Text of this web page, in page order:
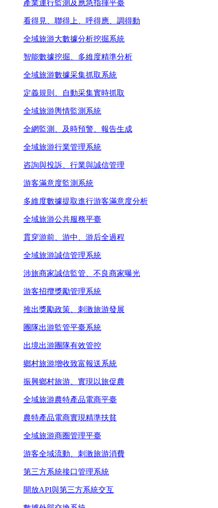
產業運行監測及應急指揮平臺
看得見、聯得上、呼得應、調得動
全域旅游大數據分析挖掘系統
智能數據挖掘、多維度精準分析
全域旅游數據采集抓取系統
定義規則、自動采集實時抓取
全域旅游輿情監測系統
全網監測、及時預警、報告生成
全域旅游行業管理系統
咨詢與投訴、行業與誠信管理
游客滿意度監測系統
多維度數據提取進行游客滿意度分析
全域旅游公共服務平臺
貫穿游前、游中、游后全過程
全域旅游誠信管理系統
涉旅商家誠信監管、不良商家曝光
游客招攬獎勵管理系統
推出獎勵政策、刺激旅游發展
團隊出游監管平臺系統
出境出游團隊有效管控
鄉村旅游增收致富報送系統
振興鄉村旅游、實現以旅促農
全域旅游農特產品電商平臺
農特產品電商實現精準扶貧
全域旅游商圈管理平臺
游客全域流動、刺激旅游消費
第三方系統接口管理系統
開放API與第三方系統交互